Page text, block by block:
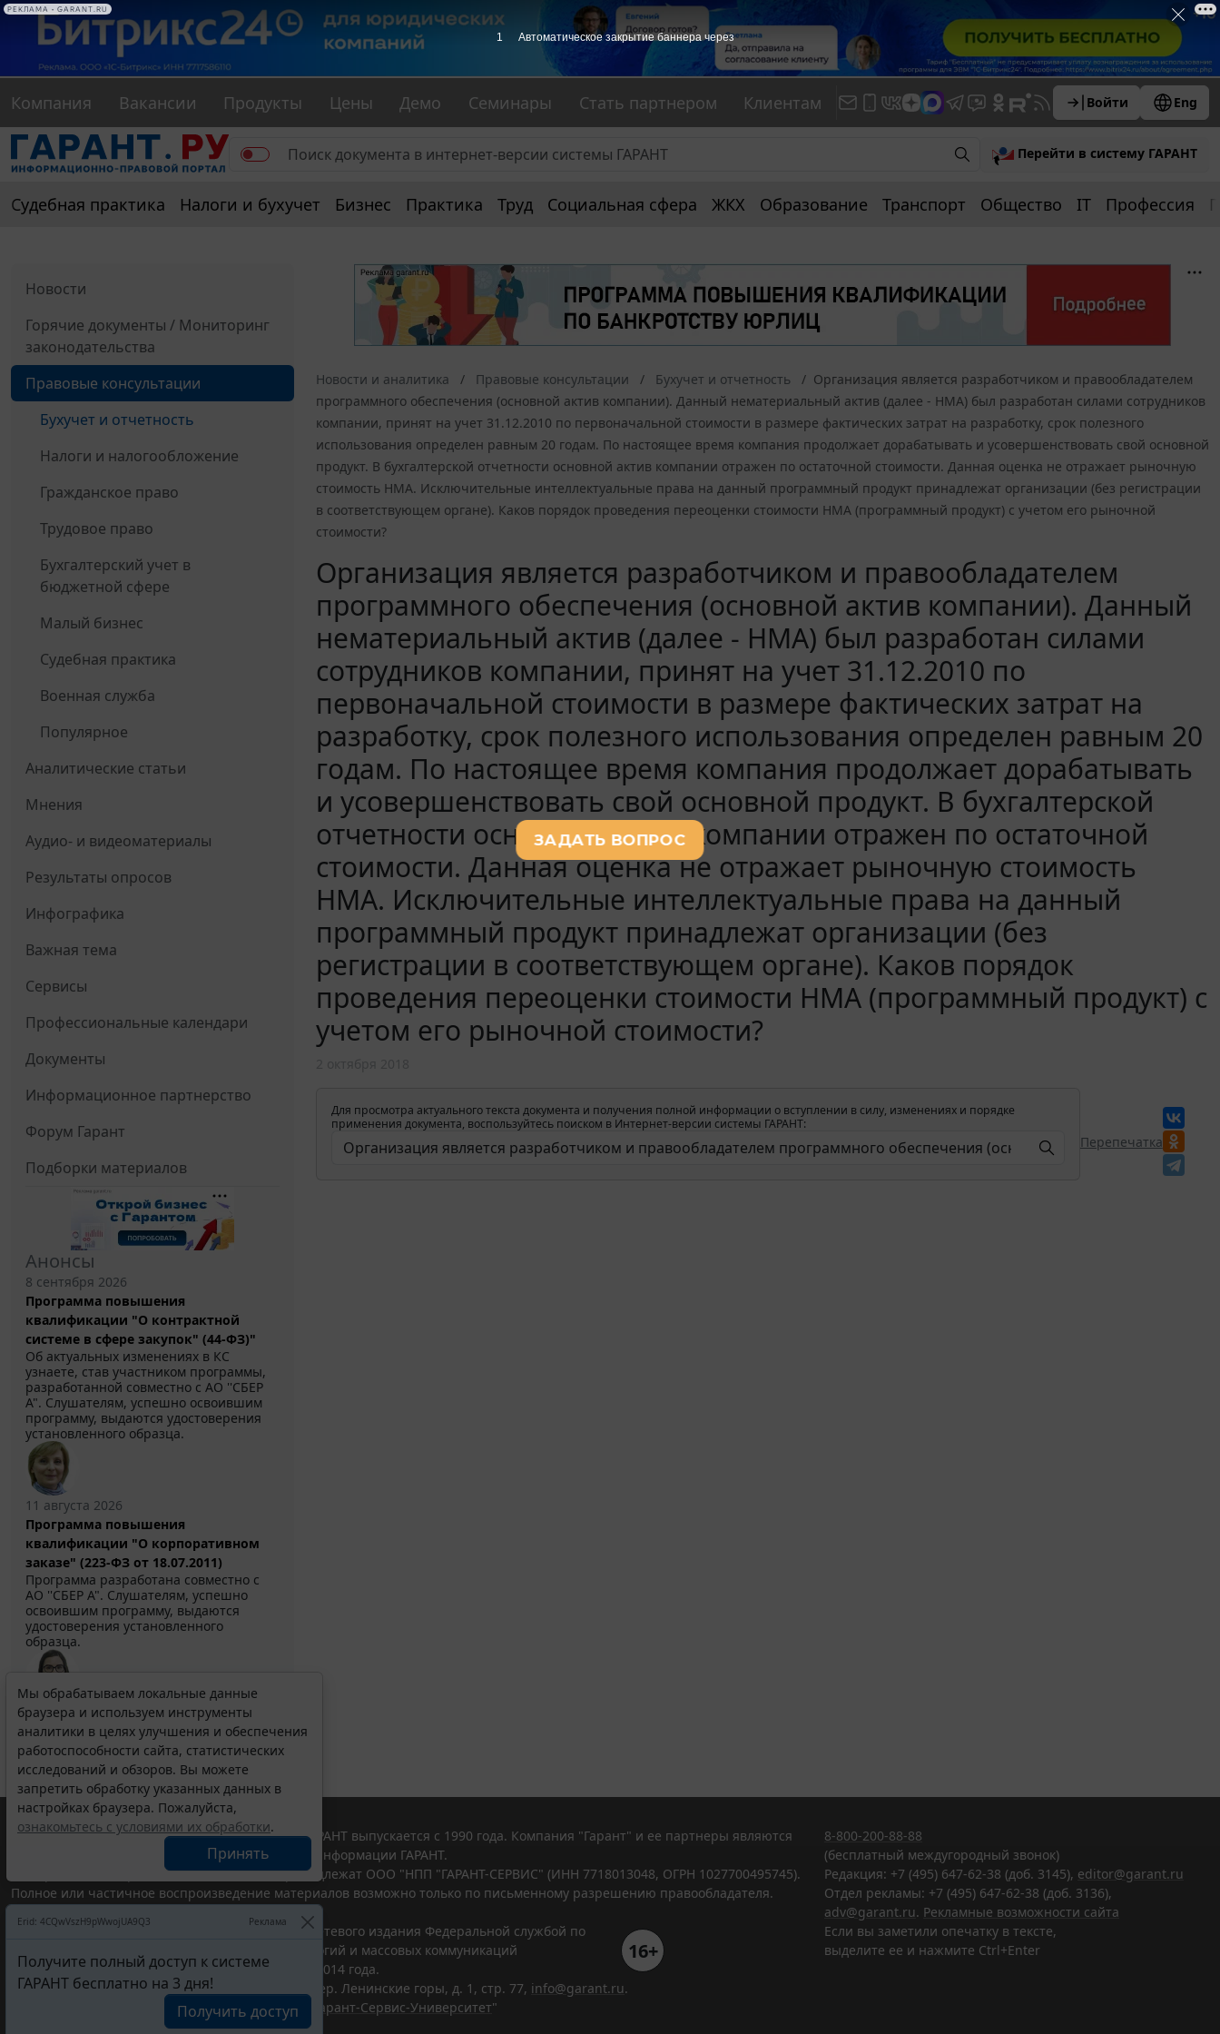
Компания Вакансии Продукты Цены Демо Семинары Стать партнером Клиентам Войти Eng
Перейти в систему ГАРАНТ
Судебная практика Налоги и бухучет Бизнес Практика Труд Социальная сфера ЖКХ Образование Транспорт Общество IT Профессия
Новости
Горячие документы / Мониторинг
законодательства
Правовые консультации
Бухучет и отчетность
Налоги и налогообложение
Гражданское право
Трудовое право
Бухгалтерский учет в
бюджетной сфере
Малый бизнес
Судебная практика
Военная служба
Популярное
Аналитические статьи
Мнения
Аудио- и видеоматериалы
Результаты опросов
Инфографика
Важная тема
Сервисы
Профессиональные календари
Документы
Информационное партнерство
Форум Гарант
Подборки материалов
Анонсы
8 сентября 2026
Программа повышения
квалификации "О контрактной
системе в сфере закупок" (44-ФЗ)"
Об актуальных изменениях в КС
узнаете, став участником программы,
разработанной совместно с АО ''СБЕР
А". Слушателям, успешно освоившим
программу, выдаются удостоверения
установленного образца.
11 августа 2026
Программа повышения
квалификации "О корпоративном
заказе" (223-ФЗ от 18.07.2011)
Программа разработана совместно с
АО ''СБЕР А". Слушателям, успешно
освоившим программу, выдаются
удостоверения установленного
образца.
Выберите тему программы повышения квалификации
для юристов ...
Новости и аналитика Правовые консультации Бухучет и отчетность
Организация является разработчиком и правообладателем
программного обеспечения (основной актив компании). Данный нематериальный актив (далее - НМА) был разработан силами сотрудников
компании, принят на учет 31.12.2010 по первоначальной стоимости в размере фактических затрат на разработку, срок полезного
использования определен равным 20 годам. По настоящее время компания продолжает дорабатывать и усовершенствовать свой основной
продукт. В бухгалтерской отчетности основной актив компании отражен по остаточной стоимости. Данная оценка не отражает рыночную
стоимость НМА. Исключительные интеллектуальные права на данный программный продукт принадлежат организации (без регистрации
в соответствующем органе). Каков порядок проведения переоценки стоимости НМА (программный продукт) с учетом его рыночной
стоимости?
Организация является разработчиком и правообладателем
программного обеспечения (основной актив компании). Данный
нематериальный актив (далее - НМА) был разработан силами
сотрудников компании, принят на учет 31.12.2010 по
первоначальной стоимости в размере фактических затрат на
разработку, срок полезного использования определен равным 20
годам. По настоящее время компания продолжает дорабатывать
и усовершенствовать свой основной продукт. В бухгалтерской
отчетности основной актив компании отражен по остаточной
стоимости. Данная оценка не отражает рыночную стоимость
НМА. Исключительные интеллектуальные права на данный
программный продукт принадлежат организации (без
регистрации в соответствующем органе). Каков порядок
проведения переоценки стоимости НМА (программный продукт) с
учетом его рыночной стоимости?
Для просмотра актуального текста документа и получения полной информации о вступлении в силу, изменениях и порядке
применения документа, воспользуйтесь поиском в Интернет-версии системы ГАРАНТ:
Перепечатка
Мы обрабатываем локальные данные
браузера и используем инструменты
аналитики в целях улучшения и обеспечения
работоспособности сайта, статистических
исследований и обзоров. Вы можете
запретить обработку указанных данных в
настройках браузера. Пожалуйста,
ознакомьтесь с условиями их обработки.
Принять
Erid: 4CQwVszH9pWwojUA9Q3 Реклама
Получите полный доступ к системе
ГАРАНТ бесплатно на 3 дня!
Получить доступ
© ООО "НПП "ГАРАНТ-СЕРВИС", 2026. Система ГАРАНТ выпускается с 1990 года. Компания "Гарант" и ее партнеры являются
участниками Российской ассоциации правовой информации ГАРАНТ.
Все права на материалы сайта ГАРАНТ.РУ принадлежат ООО "НПП "ГАРАНТ-СЕРВИС" (ИНН 7718013048, ОГРН 1027700495745).
Полное или частичное воспроизведение материалов возможно только по письменному разрешению правообладателя.
Портал ГАРАНТ.РУ зарегистрирован в качестве сетевого издания Федеральной службой по
надзору в сфере связи,информационных технологий и массовых коммуникаций
(Роскомнадзором), Эл № ФС77-58365 от 18 июня 2014 года.
16+
ООО "НПП "ГАРАНТ-СЕРВИС", 119234, г. Москва, тер. Ленинские горы, д. 1, стр. 77, info@garant.ru.
Разработчик ЭПС Система ГАРАНТ – ООО "НПП "
Гарант-Сервис-Университет"
8-800-200-88-88
(бесплатный междугородный звонок)
Редакция: +7 (495) 647-62-38 (доб. 3145), editor@garant.ru
Отдел рекламы: +7 (495) 647-62-38 (доб. 3136),
adv@garant.ru. Рекламные возможности сайта
Если вы заметили опечатку в тексте,
выделите ее и нажмите Ctrl+Enter
1 Автоматическое закрытие баннера через
РЕКЛАМА • GARANT.RU